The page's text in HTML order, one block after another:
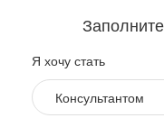
Я хочу стать
Консультантом